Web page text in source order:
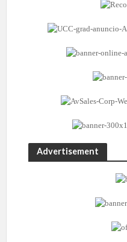
Advertisement